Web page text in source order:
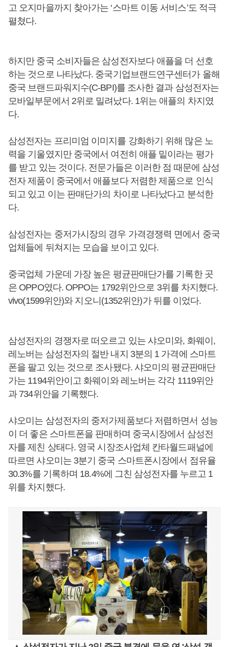
고 오지마을까지 찾아가는 ‘스마트 이동 서비스’도 적극
펼쳤다.
하지만 중국 소비자들은 삼성전자보다 애플을 더 선호
하는 것으로 나타났다. 중국기업브랜드연구센터가 올해
중국 브랜드파워지수(C-BPI)를 조사한 결과 삼성전자는
모바일부문에서 2위로 밀려났다. 1위는 애플의 차지였
다.
삼성전자는 프리미엄 이미지를 강화하기 위해 많은 노
력을 기울였지만 중국에서 여전히 애플 밑이라는 평가
를 받고 있는 것이다. 전문가들은 이러한 점 때문에 삼성
전자 제품이 중국에서 애플보다 저렴한 제품으로 인식
되고 있고 이는 판매단가의 차이로 나타났다고 분석한
다.
삼성전자는 중저가시장의 경우 가격경쟁력 면에서 중국
업체들에 뒤쳐지는 모습을 보이고 있다.
중국업체 가운데 가장 높은 평균판매단가를 기록한 곳
은 OPPO였다. OPPO는 1792위안으로 3위를 차지했다.
vivo(1599위안)와 지오니(1352위안)가 뒤를 이었다.
삼성전자의 경쟁자로 떠오르고 있는 샤오미와, 화웨이,
레노버는 삼성전자의 절반 내지 3분의 1 가격에 스마트
폰을 팔고 있는 것으로 조사됐다. 샤오미의 평균판매단
가는 1194위안이고 화웨이와 레노버는 각각 1119위안
과 734위안을 기록했다.
샤오미는 삼성전자의 중저가제품보다 저렴하면서 성능
이 더 좋은 스마트폰을 판매하며 중국시장에서 삼성전
자를 제친 상태다. 영국 시장조사업체 칸타월드패널에
따르면 샤오미는 3분기 중국 스마트폰시장에서 점유율
30.3%를 기록하며 18.4%에 그친 삼성전자를 누르고 1
위를 차지했다.